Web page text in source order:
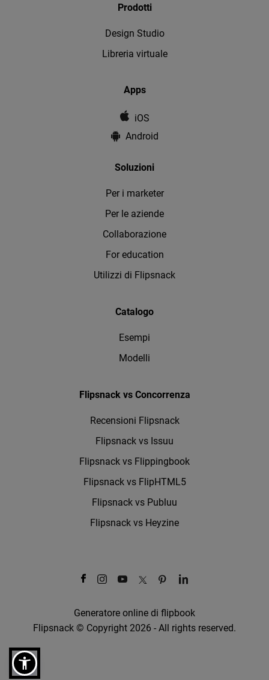
Prodotti
Design Studio
Libreria virtuale
Apps
iOS
Android
Soluzioni
Per i marketer
Per le aziende
Collaborazione
For education
Utilizzi di Flipsnack
Catalogo
Esempi
Modelli
Flipsnack vs Concorrenza
Recensioni Flipsnack
Flipsnack vs Issuu
Flipsnack vs Flippingbook
Flipsnack vs FlipHTML5
Flipsnack vs Publuu
Flipsnack vs Heyzine
Generatore online di flipbook
Flipsnack © Copyright 2026 - All rights reserved.